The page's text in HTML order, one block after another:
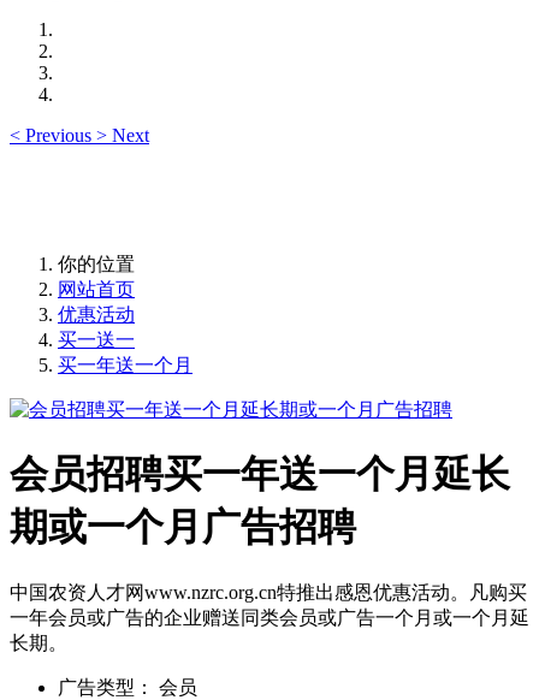
< Previous > Next
你的位置
网站首页
优惠活动
买一送一
买一年送一个月
会员招聘买一年送一个月延长
期或一个月广告招聘
中国农资人才网www.nzrc.org.cn特推出感恩优惠活动。凡购买
一年会员或广告的企业赠送同类会员或广告一个月或一个月延
长期。
广告类型：
会员